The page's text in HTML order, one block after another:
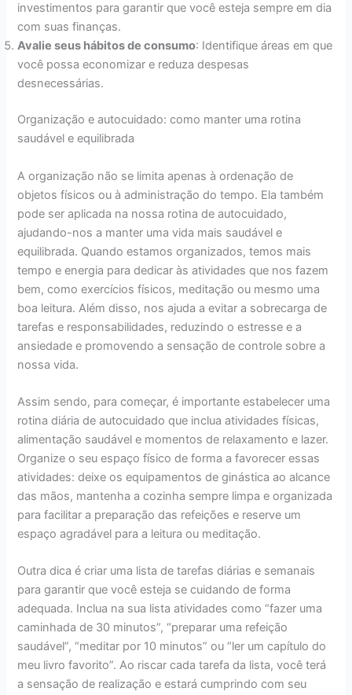
investimentos para garantir que você esteja sempre em dia
com suas finanças.
Avalie seus hábitos de consumo: Identifique áreas em que
você possa economizar e reduza despesas
desnecessárias.
Organização e autocuidado: como manter uma rotina
saudável e equilibrada
A organização não se limita apenas à ordenação de
objetos físicos ou à administração do tempo. Ela também
pode ser aplicada na nossa rotina de autocuidado,
ajudando-nos a manter uma vida mais saudável e
equilibrada. Quando estamos organizados, temos mais
tempo e energia para dedicar às atividades que nos fazem
bem, como exercícios físicos, meditação ou mesmo uma
boa leitura. Além disso, nos ajuda a evitar a sobrecarga de
tarefas e responsabilidades, reduzindo o estresse e a
ansiedade e promovendo a sensação de controle sobre a
nossa vida.
Assim sendo, para começar, é importante estabelecer uma
rotina diária de autocuidado que inclua atividades físicas,
alimentação saudável e momentos de relaxamento e lazer.
Organize o seu espaço físico de forma a favorecer essas
atividades: deixe os equipamentos de ginástica ao alcance
das mãos, mantenha a cozinha sempre limpa e organizada
para facilitar a preparação das refeições e reserve um
espaço agradável para a leitura ou meditação.
Outra dica é criar uma lista de tarefas diárias e semanais
para garantir que você esteja se cuidando de forma
adequada. Inclua na sua lista atividades como “fazer uma
caminhada de 30 minutos”, “preparar uma refeição
saudável”, “meditar por 10 minutos” ou “ler um capítulo do
meu livro favorito”. Ao riscar cada tarefa da lista, você terá
a sensação de realização e estará cumprindo com seu